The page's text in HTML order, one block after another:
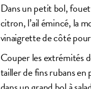
Dans un petit bol,
citron, l’ail émincé, la
vinaigrette de côté pour
Couper les extrémités
tailler de fins rubans en